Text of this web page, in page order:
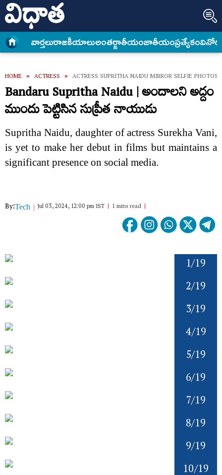
వార్త‌లురాజకీయాలుఅంత‌ర్జాతీయంజాతీయంప్రత్యేకం
HOME » ACTRESS » ACTRESS SUPRITHA NAIDU MIRROR SELFIE PHOTOS
Bandaru Supritha Naidu | అందాలని అద్దం
ముందు పెట్టిసిన సుప్రీత నాయుడు
Supritha Naidu, daughter of actress Surekha Vani,
is yet to make her debut in films but maintains a
significant presence on social media.
By:Tech Jul 03, 2024, 12:00 pm IST 1 mins read
1/19
2/19
3/19
4/19
5/19
6/19
7/19
8/19
9/19